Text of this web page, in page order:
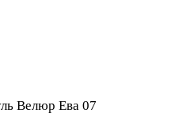
Велюр Ева 07